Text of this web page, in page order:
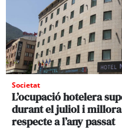
Societat
L’ocupació hotelera
durant el juliol i
respecte a l’any passat